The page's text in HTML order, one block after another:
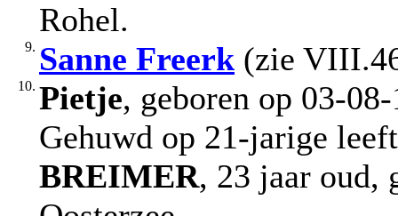
Rohel.
9. Sanne Freerk (zie
10. Pietje, geboren op 03-
Gehuwd op 21-jarige
BREIMER, 23 jaar oud,